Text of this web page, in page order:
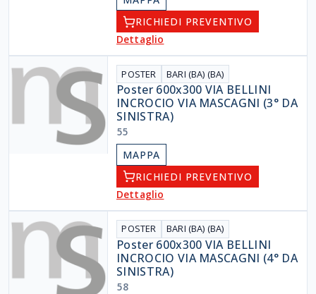
RICHIEDI PREVENTIVO
Dettaglio
POSTER BARI (BA) (BA)
Poster 600x300 VIA BELLINI
INCROCIO VIA MASCAGNI (3° DA
SINISTRA)
55
MAPPA
RICHIEDI PREVENTIVO
Dettaglio
POSTER BARI (BA) (BA)
Poster 600x300 VIA BELLINI
INCROCIO VIA MASCAGNI (4° DA
SINISTRA)
58